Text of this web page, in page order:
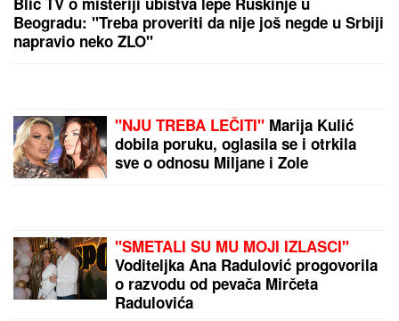
Zapamtite formulu 3-6-9 i svaki put
ćete dobiti SAVRŠEN PRELIV ZA
ZIMNICU: Lako se pamti, štedi